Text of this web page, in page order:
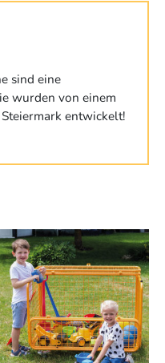
sind eine
wurden von einem
entwickelt!